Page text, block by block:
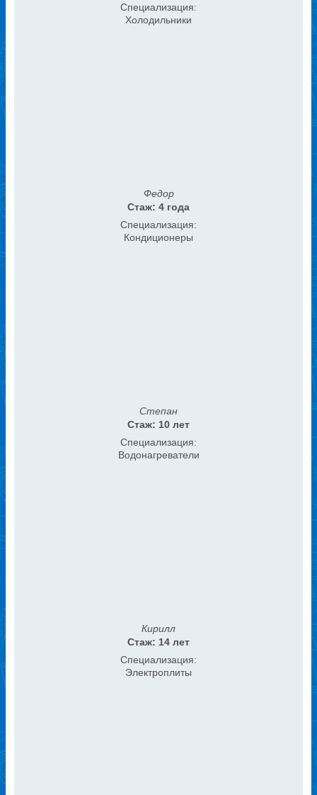
Специализация:
Холодильники
Федор
Стаж: 4 года
Специализация:
Кондиционеры
Степан
Стаж: 10 лет
Специализация:
Водонагреватели
Кирилл
Стаж: 14 лет
Специализация:
Электроплиты